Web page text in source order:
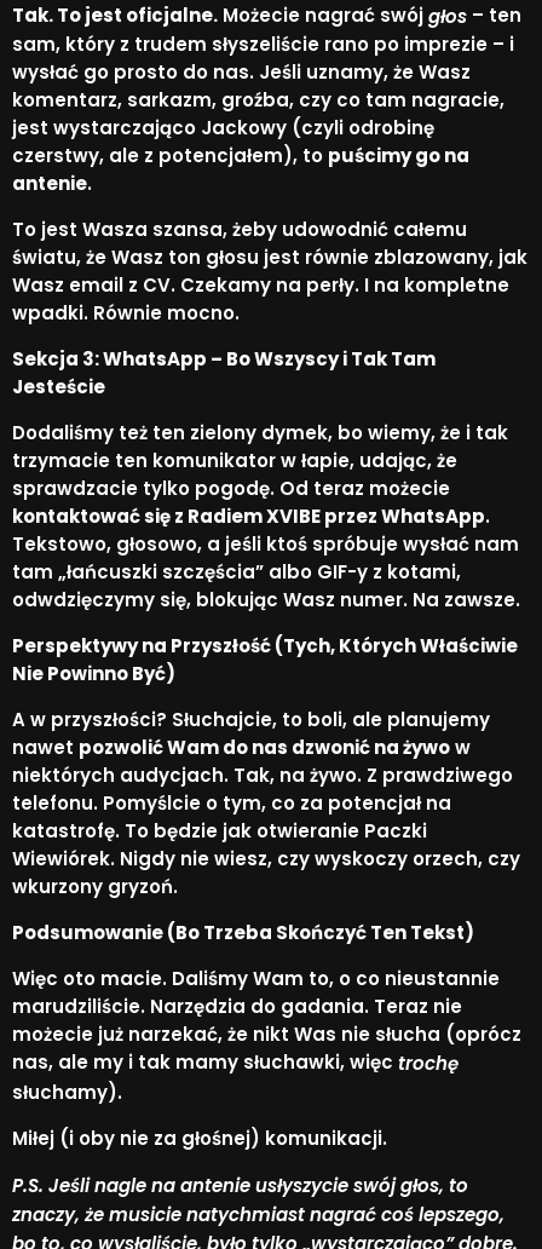
Tak. To jest oficjalne. Możecie nagrać swójgłos – ten
sam, który z trudem słyszeliście rano po imprezie – i
wysłać go prosto do nas. Jeśli uznamy, że Wasz
komentarz, sarkazm, groźba, czy co tam nagracie,
jest wystarczająco Jackowy (czyli odrobinę
czerstwy, ale z potencjałem), to puścimy go na
antenie.
To jest Wasza szansa, żeby udowodnić całemu
światu, że Wasz ton głosu jest równie zblazowany, jak
Wasz email z CV. Czekamy na perły. I na kompletne
wpadki. Równie mocno.
Sekcja 3: WhatsApp – Bo Wszyscy i Tak Tam
Jesteście
Dodaliśmy też ten zielony dymek, bo wiemy, że i tak
trzymacie ten komunikator w łapie, udając, że
sprawdzacie tylko pogodę. Od teraz możecie
kontaktować się z Radiem XVIBE przez WhatsApp.
Tekstowo, głosowo, a jeśli ktoś spróbuje wysłać nam
tam „łańcuszki szczęścia” albo GIF-y z kotami,
odwdzięczymy się, blokując Wasz numer. Na zawsze.
Perspektywy na Przyszłość (Tych, Których Właściwie
Nie Powinno Być)
A w przyszłości? Słuchajcie, to boli, ale planujemy
nawet pozwolić Wam do nas dzwonić na żywow
niektórych audycjach. Tak, na żywo. Z prawdziwego
telefonu. Pomyślcie o tym, co za potencjał na
katastrofę. To będzie jak otwieranie Paczki
Wiewiórek. Nigdy nie wiesz, czy wyskoczy orzech, czy
wkurzony gryzoń.
Podsumowanie (Bo Trzeba Skończyć Ten Tekst)
Więc oto macie. Daliśmy Wam to, o co nieustannie
marudziliście. Narzędzia do gadania. Teraz nie
możecie już narzekać, że nikt Was nie słucha (oprócz
nas, ale my i tak mamy słuchawki, więc trochę
słuchamy).
Miłej (i oby nie za głośnej) komunikacji.
P.S. Jeśli nagle na antenie usłyszycie swój głos, to
znaczy, że musicie natychmiast nagrać coś lepszego,